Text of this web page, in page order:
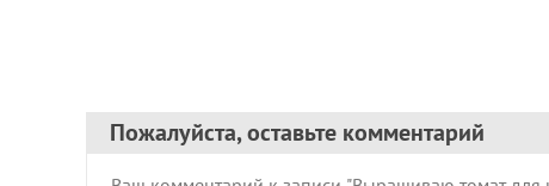
Пожалуйста, оставьте комментарий